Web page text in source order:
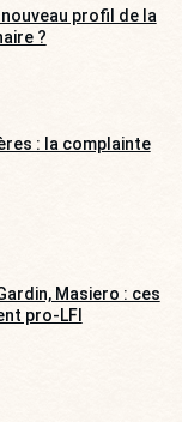
profil de la
?
: la complainte
Masiero : ces
pro-LFI